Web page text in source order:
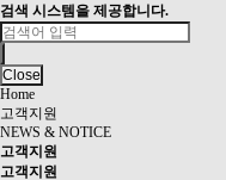
검색 시스템 을 제공합니다.
Close
Home
고객지원
NEWS & NOTICE
고객지원
고객지원